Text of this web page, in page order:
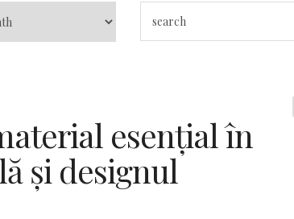
esențial în
și designul